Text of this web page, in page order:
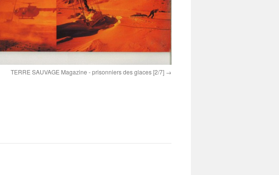
TERRE SAUVAGE Magazine - prisonniers des glaces [2/7]